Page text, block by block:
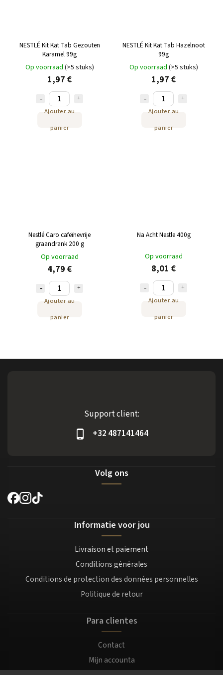
NESTLÉ Kit Kat Tab Gezouten
Karamel 99g
Op voorraad (>5 stuks)
1,97 €
Ajouter au
panier
NESTLÉ Kit Kat Tab Hazelnoot
99g
Op voorraad (>5 stuks)
1,97 €
Ajouter au
panier
Nestlé Caro cafeïnevrije
graandrank 200 g
Op voorraad
4,79 €
Ajouter au
panier
Na Acht Nestle 400g
Op voorraad
8,01 €
Ajouter au
panier
Support client:
+32 487141464
Volg ons
Informatie voor jou
Livraison et paiement
Conditions générales
Conditions de protection des données personnelles
Politique de retour
Para clientes
Contact
Mijn accounta